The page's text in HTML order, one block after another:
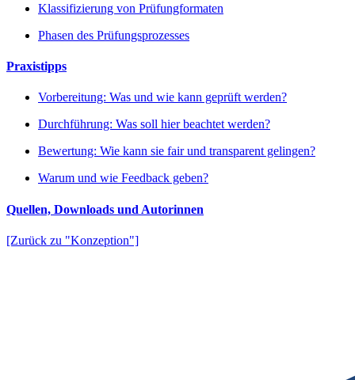
Klassifizierung von Prüfungformaten
Phasen des Prüfungsprozesses
Praxistipps
Vorbereitung: Was und wie kann geprüft werden?
Durchführung: Was soll hier beachtet werden?
Bewertung: Wie kann sie fair und transparent gelingen?
Warum und wie Feedback geben?
Quellen, Downloads und Autorinnen
[Zurück zu "Konzeption"]